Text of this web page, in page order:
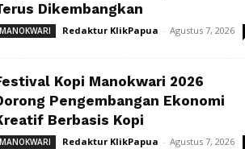
Dikembangkan
MANOKWARI Redaktur KlikPapua - Agustus 7, 2026
Kopi Manokwari 2026
Pengembangan Ekonomi
Berbasis Kopi
MANOKWARI Redaktur KlikPapua - Agustus 7, 2026